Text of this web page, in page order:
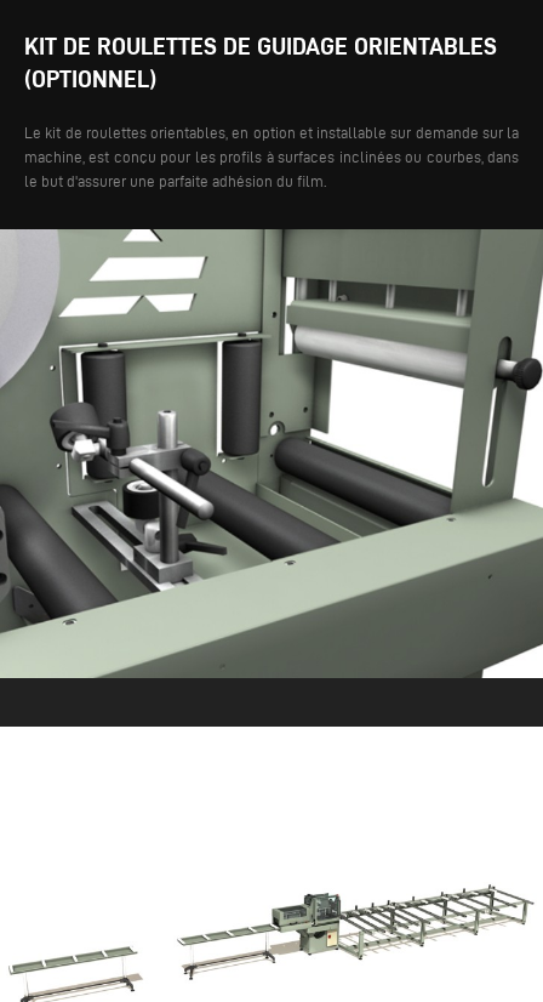
KIT DE ROULETTES DE GUIDAGE ORIENTABLES
(OPTIONNEL)
Le kit de roulettes orientables, en option et installable sur demande sur la
machine, est conçu pour les profils à surfaces inclinées ou courbes, dans
le but d'assurer une parfaite adhésion du film.